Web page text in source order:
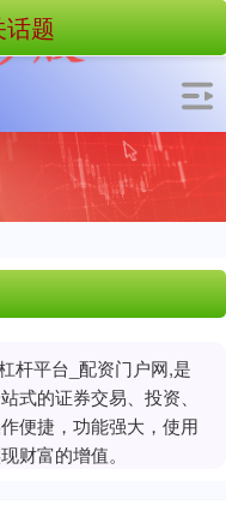
杆平台_配资门户网,是
式的证券交易、投资、
便捷，功能强大，使用
财富的增值。
题